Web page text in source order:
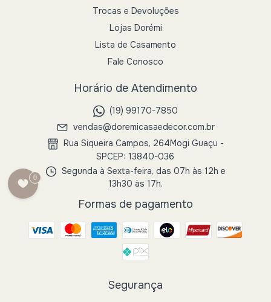
Trocas e Devoluções
Lojas Dorémi
Lista de Casamento
Fale Conosco
Horário de Atendimento
(19) 99170-7850
vendas@doremicasaedecor.com.br
Rua Siqueira Campos, 264Mogi Guaçu -
SPCEP: 13840-036
Segunda à Sexta-feira, das 07h às 12h e
13h30 às 17h.
Formas de pagamento
Segurança
0